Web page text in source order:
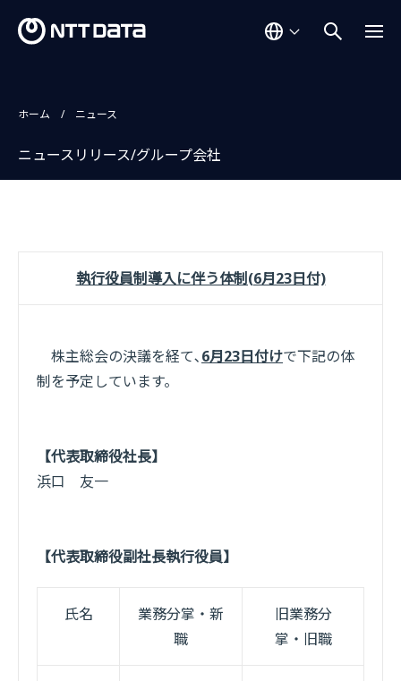
ホーム ニュース
ニュースリリース/グループ会社
執行役員制導入に伴う体制(6月23日付)
株主総会の決議を経て､6月23日付けで下記の体
制を予定しています。
【代表取締役社長】
浜口 友一
【代表取締役副社長執行役員】
氏名
業務分掌・新
職
旧業務分
掌・旧職